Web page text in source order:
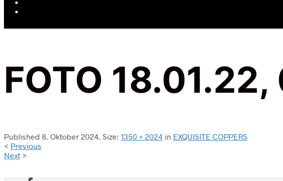
FOTO
Published 8. Oktober 2024 . Size: 1350 × 2024 in EXQUISITE COPPERS
< Previous
Next >